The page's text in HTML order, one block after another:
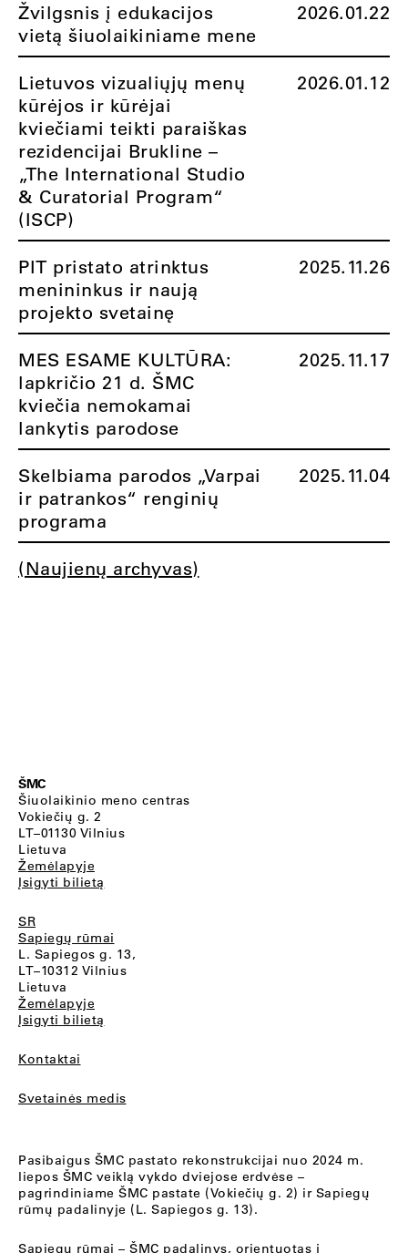
Žvilgsnis į edukacijos
vietą šiuolaikiniame mene
2026.01.22
Lietuvos vizualiųjų menų
kūrėjos ir kūrėjai
kviečiami teikti paraiškas
rezidencijai Brukline –
„The International Studio
& Curatorial Program“
(ISCP)
2026.01.12
PIT pristato atrinktus
menininkus ir naują
projekto svetainę
2025.11.26
MES ESAME KULTŪRA:
lapkričio 21 d. ŠMC
kviečia nemokamai
lankytis parodose
2025.11.17
Skelbiama parodos „Varpai
ir patrankos“ renginių
programa
2025.11.04
(Naujienų archyvas)
ŠMC
Šiuolaikinio meno centras
Vokiečių g. 2
LT–01130 Vilnius
Lietuva
Žemėlapyje
Įsigyti bilietą
SR
Sapiegų rūmai
L. Sapiegos g. 13,
LT–10312 Vilnius
Lietuva
Žemėlapyje
Įsigyti bilietą
Kontaktai
Svetainės medis
Pasibaigus ŠMC pastato rekonstrukcijai nuo 2024 m.
liepos ŠMC veiklą vykdo dviejose erdvėse –
pagrindiniame ŠMC pastate (Vokiečių g. 2) ir Sapiegų
rūmų padalinyje (L. Sapiegos g. 13).
Sapiegų rūmai – ŠMC padalinys, orientuotas į